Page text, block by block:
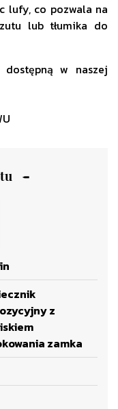
z
zamka
lufy, co pozwala na
lub tłumika do
dostępną w naszej